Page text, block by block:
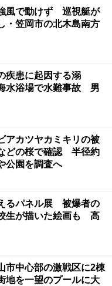
風で動けず 巡視艇が
笠岡市の北木島南方
疾患に起因する溺
水浴場で水難事故 男
アカツヤカミキリの被
どの桜で確認 半径約
公園を調査へ
るパネル展 被爆者の
生が描いた絵画も 高
市中心部の激戦区に2棟
地を一望のプールに大